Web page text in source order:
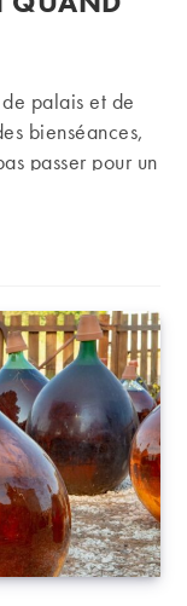
palais et de
bienséances,
passer pour un
on n’y connaît rien